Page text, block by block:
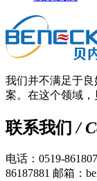
我们并不满足于
案。在这个领域，
联系我们 /
电话：0519-
86187881 邮箱：